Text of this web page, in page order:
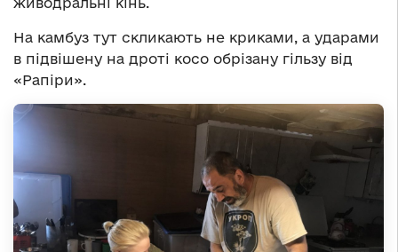
На камбуз тут скликають не криками, а ударами
в підвішену на дроті косо обрізану гільзу від
«Рапіри».